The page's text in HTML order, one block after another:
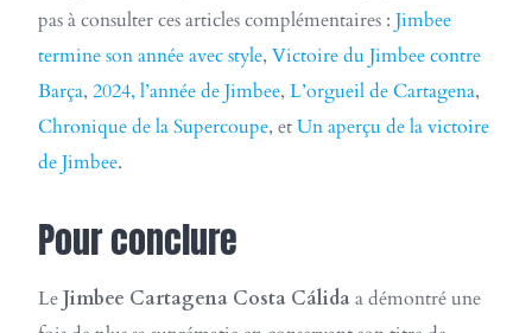
pas à consulter ces articles complémentaires : Jimbee
termine son année avec style, Victoire du Jimbee contre
Barça, 2024, l’année de Jimbee, L’orgueil de Cartagena,
Chronique de la Supercoupe, etUn aperçu de la victoire
de Jimbee.
Pour conclure
LeJimbee Cartagena Costa Cálidaa démontré une